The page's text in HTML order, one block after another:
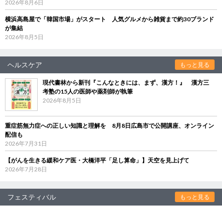
2026年8月6日
横浜高島屋で「韓国市場」がスタート 人気グルメから雑貨まで約30ブランド
が集結
2026年8月5日
ヘルスケア もっと見る
現代書林から新刊『こんなときには、まず、漢方！』 漢方三
考塾の15人の医師や薬剤師が執筆
2026年8月5日
重症筋無力症への正しい知識と理解を 8月8日広島市で公開講座、オンライン
配信も
2026年7月31日
【がんを生きる緩和ケア医・大橋洋平「足し算命」】天空を見上げて
2026年7月28日
フェスティバル もっと見る